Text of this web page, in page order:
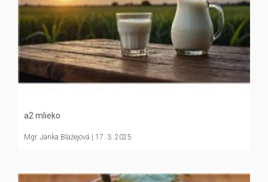
a2 mlieko
Mgr. Janka Blažejová | 17. 3. 2025